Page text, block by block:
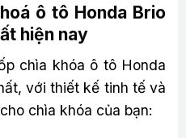
ô tô Honda Brio
hiện nay
chìa khóa ô tô Honda
với thiết kế tinh tế và
chìa khóa của bạn: